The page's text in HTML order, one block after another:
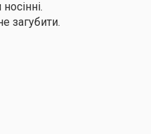
загубити.